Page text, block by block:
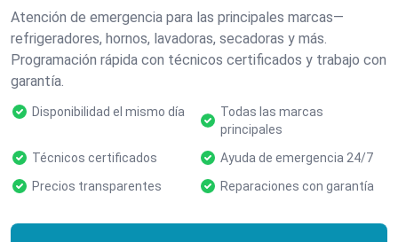
Atención de emergencia para las principales marcas—
refrigeradores, hornos, lavadoras, secadoras y más.
Programación rápida con técnicos certificados y trabajo con
garantía.
Disponibilidad el mismo día
Todas las marcas
principales
Técnicos certificados
Ayuda de emergencia 24/7
Precios transparentes
Reparaciones con garantía